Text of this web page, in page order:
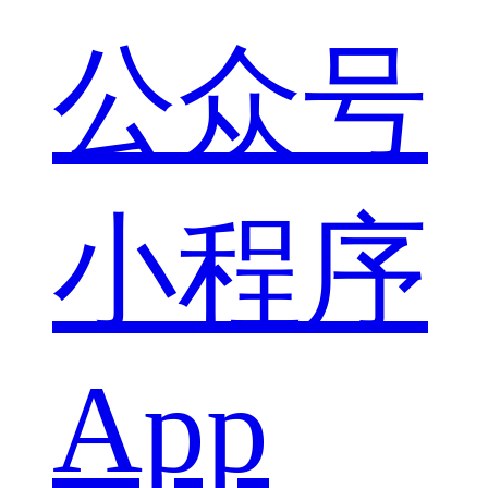
公众号
小程序
App